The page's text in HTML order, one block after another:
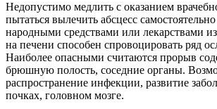
Недопустимо медлить с оказанием
пытаться вылечить абсцесс самостоятельно
народными средствами или лекарствами
на печени способен спровоцировать ряд
Наиболее опасными считаются прорыв
брюшную полость, соседние органы.
распространение инфекции, развитие
почках, головном мозге.